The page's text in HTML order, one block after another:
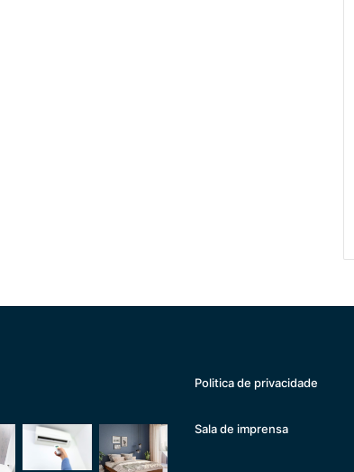
Politica de privacidade
Sala de imprensa